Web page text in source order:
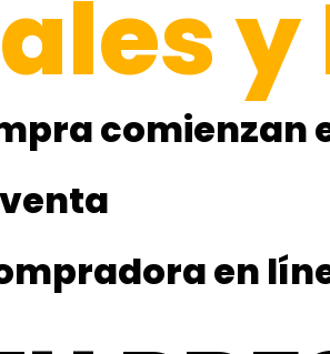
comienzan
en